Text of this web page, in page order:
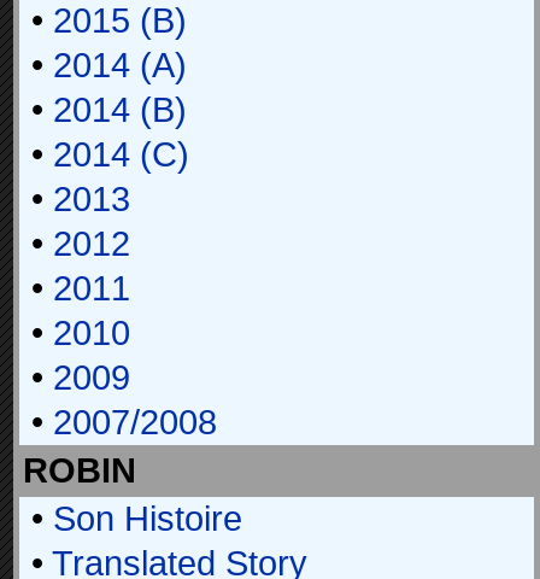
• 2015 (B)
• 2014 (A)
• 2014 (B)
• 2014 (C)
• 2013
• 2012
• 2011
• 2010
• 2009
• 2007/2008
ROBIN
• Son Histoire
• Translated Story